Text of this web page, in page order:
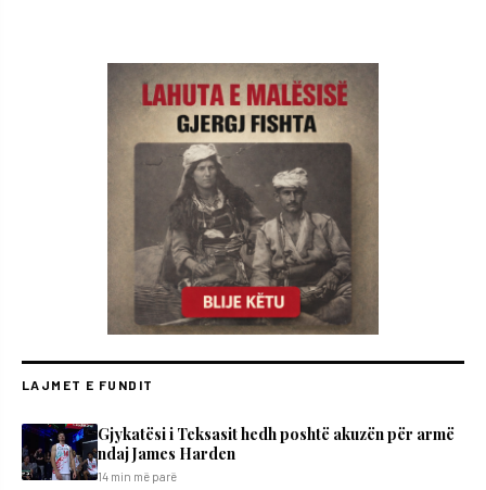
LAJMET E FUNDIT
Gjykatësi i Teksasit hedh poshtë akuzën për armë
ndaj James Harden
14 min më parë